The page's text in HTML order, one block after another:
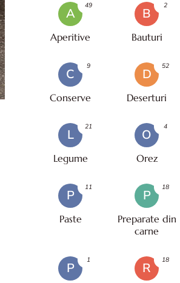
A
Aperitive
49
B
Bauturi
2
C
Conserve
9
D
Deserturi
52
L
Legume
21
O
Orez
4
P
Paste
11
P
Preparate din
carne
18
P
1
R
18